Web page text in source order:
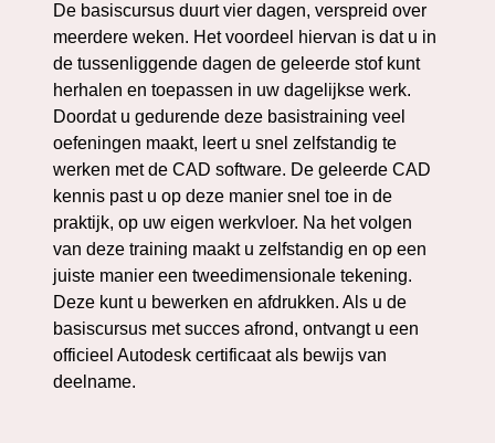
De basiscursus duurt vier dagen, verspreid over
meerdere weken. Het voordeel hiervan is dat u in
de tussenliggende dagen de geleerde stof kunt
herhalen en toepassen in uw dagelijkse werk.
Doordat u gedurende deze basistraining veel
oefeningen maakt, leert u snel zelfstandig te
werken met de CAD software. De geleerde CAD
kennis past u op deze manier snel toe in de
praktijk, op uw eigen werkvloer. Na het volgen
van deze training maakt u zelfstandig en op een
juiste manier een tweedimensionale tekening.
Deze kunt u bewerken en afdrukken. Als u de
basiscursus met succes afrond, ontvangt u een
officieel Autodesk certificaat als bewijs van
deelname.